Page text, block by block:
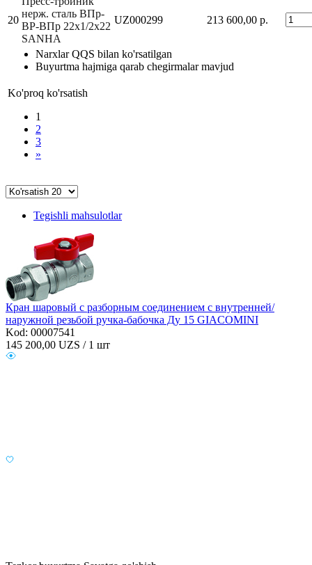
20
нерж. сталь ВПр-
ВР-ВПр 22x1/2x22
SANHA
UZ000299 213 600,00 р.
Narxlar QQS bilan ko'rsatilgan
Buyurtma hajmiga qarab chegirmalar mavjud
Ko'proq ko'rsatish
1
2
3
»
Tegishli mahsulotlar
Кран шаровый с разборным соединением с внутренней/
наружной резьбой ручка-бабочка Ду 15 GIACOMINI
Kod: 00007541
145 200,00 UZS / 1 шт